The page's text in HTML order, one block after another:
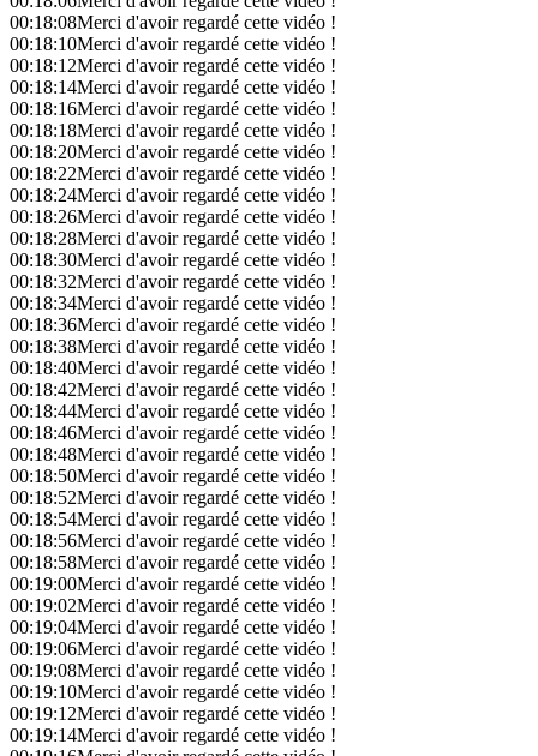
00:18:08Merci d'avoir regardé cette vidéo !
00:18:10Merci d'avoir regardé cette vidéo !
00:18:12Merci d'avoir regardé cette vidéo !
00:18:14Merci d'avoir regardé cette vidéo !
00:18:16Merci d'avoir regardé cette vidéo !
00:18:18Merci d'avoir regardé cette vidéo !
00:18:20Merci d'avoir regardé cette vidéo !
00:18:22Merci d'avoir regardé cette vidéo !
00:18:24Merci d'avoir regardé cette vidéo !
00:18:26Merci d'avoir regardé cette vidéo !
00:18:28Merci d'avoir regardé cette vidéo !
00:18:30Merci d'avoir regardé cette vidéo !
00:18:32Merci d'avoir regardé cette vidéo !
00:18:34Merci d'avoir regardé cette vidéo !
00:18:36Merci d'avoir regardé cette vidéo !
00:18:38Merci d'avoir regardé cette vidéo !
00:18:40Merci d'avoir regardé cette vidéo !
00:18:42Merci d'avoir regardé cette vidéo !
00:18:44Merci d'avoir regardé cette vidéo !
00:18:46Merci d'avoir regardé cette vidéo !
00:18:48Merci d'avoir regardé cette vidéo !
00:18:50Merci d'avoir regardé cette vidéo !
00:18:52Merci d'avoir regardé cette vidéo !
00:18:54Merci d'avoir regardé cette vidéo !
00:18:56Merci d'avoir regardé cette vidéo !
00:18:58Merci d'avoir regardé cette vidéo !
00:19:00Merci d'avoir regardé cette vidéo !
00:19:02Merci d'avoir regardé cette vidéo !
00:19:04Merci d'avoir regardé cette vidéo !
00:19:06Merci d'avoir regardé cette vidéo !
00:19:08Merci d'avoir regardé cette vidéo !
00:19:10Merci d'avoir regardé cette vidéo !
00:19:12Merci d'avoir regardé cette vidéo !
00:19:14Merci d'avoir regardé cette vidéo !